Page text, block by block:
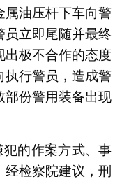
属油压杆下车向警
员立即尾随并最终
出极不合作的态度
执行警员，造成警
部份警用装备出现
的作案方式、事
检察院建议，刑